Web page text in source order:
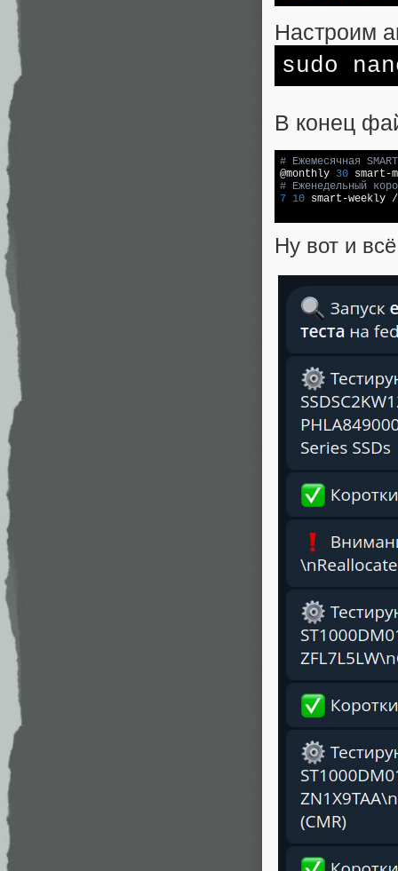
Настроим
sudo
В конец
# Ежемесячная
@monthly 30 smart-
# Еженедельный
7 10 smart-weekly /
Ну вот и